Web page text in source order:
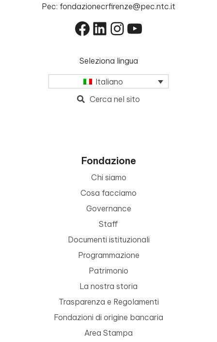
Pec: fondazionecrfirenze@pec.ntc.it
Facebook
LinkedIn
Instagram
YouTube
Seleziona lingua
Italiano
Cerca nel sito
Fondazione
Chi siamo
Cosa facciamo
Governance
Staff
Documenti istituzionali
Programmazione
Patrimonio
La nostra storia
Trasparenza e Regolamenti
Fondazioni di origine bancaria
Area Stampa